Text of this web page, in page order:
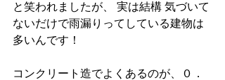
と笑われましたが、 実は結構 気づいて
ないだけで雨漏りってしている建物は
多いんです！
コンクリート造でよくあるのが、０．